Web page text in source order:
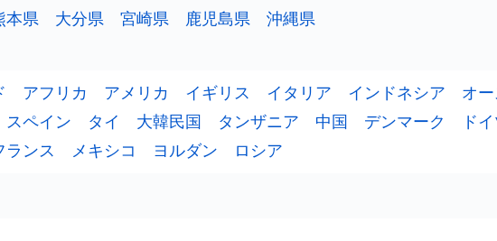
本県 大分県 宮崎県 鹿児島県
沖縄県
アフリカ アメリカ イギリス イタリア インドネシア オ
スペイン タイ 大韓民国 タンザニア 中国 デンマーク ド
ランス メキシコ ヨルダン ロシア